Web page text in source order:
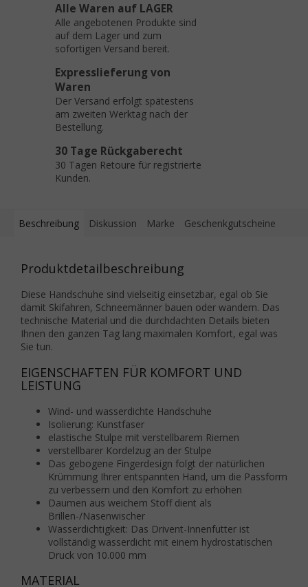
Alle Waren auf LAGER
Alle angebotenen Produkte sind
auf dem Lager und zum
sofortigen Versand bereit.
Expresslieferung von
Waren
Der Versand erfolgt spätestens
am zweiten Werktag nach der
Bestellung.
30 Tage Rückgaberecht
30 Tagen Retoure für registrierte
Kunden.
Beschreibung Diskussion Marke Geschenkgutscheine
Produktdetailbeschreibung
Diese Handschuhe sind vielseitig einsetzbar, egal ob Sie
damit Skifahren, Schneemänner bauen oder wandern. Das
technische Material und die durchdachten Details bieten
Ihnen den ganzen Tag lang maximalen Komfort, egal was
Sie tun.
EIGENSCHAFTEN FÜR KOMFORT UND
LEISTUNG
Wind- und wasserdichte Handschuhe
Isolierung: Kunstfaser
elastische Stulpe mit verstellbarem Riemen
verstellbarer Kordelzug an der Stulpe
Das gebogene Fingerdesign folgt der natürlichen
Krümmung Ihrer entspannten Hand, um die Passform
zu verbessern und den Komfort zu erhöhen
Daumen aus weichem Stoff dient als
Brillen-/Nasenwischer
Wasserdichtigkeit: Das Drivent-Innenfutter ist
vollständig wasserdicht mit einem hydrostatischen
Druck von 10.000 mm
MATERIAL